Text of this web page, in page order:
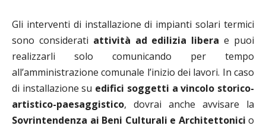
Gli interventi di installazione di impianti solari termici
sono considerati attività ad edilizia libera e puoi
realizzarli solo comunicando per tempo
all’amministrazione comunale l’inizio dei lavori. In caso
di installazione su edifici soggetti a vincolo storico-
artistico-paesaggistico, dovrai anche avvisare la
Sovrintendenza ai Beni Culturali e Architettonici o